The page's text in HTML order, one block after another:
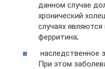
данном случае
хронический
случаях
ферритина;
наследственное
При этом